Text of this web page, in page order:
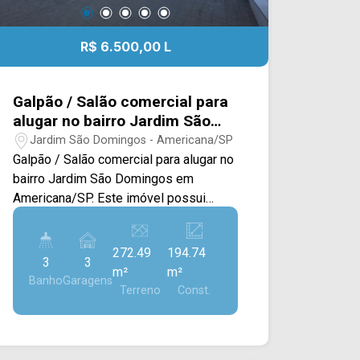
R$ 6.500,00 L
Galpão / Salão comercial para
alugar no bairro Jardim São
Domingos em Americana/SP
Jardim São Domingos - Americana/SP
Galpão / Salão comercial para alugar no
bairro Jardim São Domingos em
Americana/SP. Este imóvel possui
272M² de terreno e 195M² de
construção, dispondo de um amplo
salão com janelas e portas em blindex,
recepção e área externa. > 03
banheiros, sendo 02 vestiários e 01
com acessibilidade; > 03 vagas de
3
Banho
3
Garagens
272.49
m²
Terreno
194.74
m²
Const.